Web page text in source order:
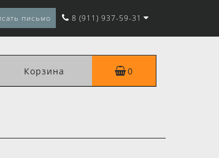
письмо 8 (911) 937-59-31
Корзина 0